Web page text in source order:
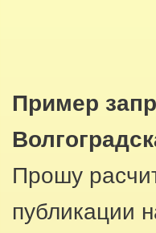
Пример
Прошу
публикации